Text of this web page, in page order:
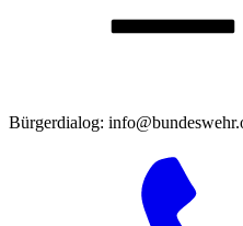
Bürgerdialog: